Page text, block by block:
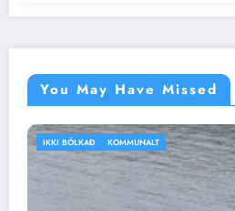
You May Have Missed
IKKI